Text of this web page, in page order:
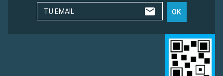
TU EMAIL OK